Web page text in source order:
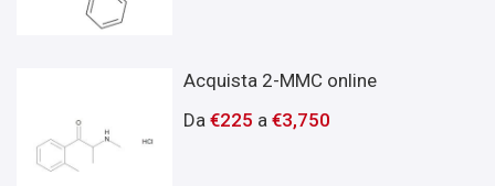
Acquista 2-MMC online
Da€225 a€3,750